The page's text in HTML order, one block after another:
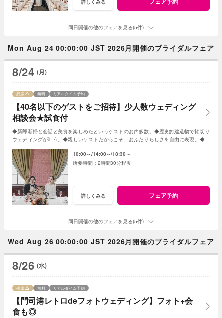
詳しくみる
同日開催の他のフェアを見る(5件)
Mon Aug 24 00:00:00 JST 2026月開催のブライダルフェア
8/24 (月)
【40名以下のゲストをご招待】少人数ウェディング
相談会★試食付
残席 無料 リアルタイム予約
◆新郎新婦と会話と美食を楽しめたというゲストのお声多数。◆歴史的建造物で貸切り
ウェディングが叶う。◆親しいゲストだからこそ、おふたりらしさを自由に表現。◆お
10:00～ 14:00～ 18:30～
2時間30分程度
詳しくみる フェア予約
同日開催の他のフェアを見る(5件)
Wed Aug 26 00:00:00 JST 2026月開催のブライダルフェア
8/26 (水)
【門司港レトロdeフォトウェディング】フォト+会
食も◎
残席 無料 リアルタイム予約